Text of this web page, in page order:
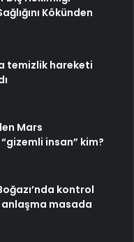
Kökünden
temizlik hareketi
Mars
insan” kim?
kontrol
masada